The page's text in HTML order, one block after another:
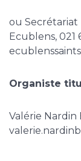
ou Secrétariat
Ecublens, 021
Organiste
Valérie Nardin